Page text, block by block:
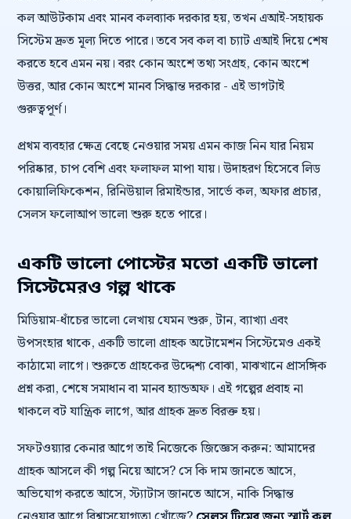
কল আউটকাম এবং মানব কলব্যাক দরকার হয়, তখন এআই-সহায়ক
সিস্টেম দ্রুত মূল্য দিতে পারে। তবে সব কল বা চ্যাট এআই দিয়ে শেষ
করতে হবে এমন নয়। বরং কোন অংশে তথ্য সংগ্রহ, কোন অংশে
উত্তর, আর কোন অংশে মানব সিদ্ধান্ত দরকার - এই ভাগটাই
গুরুত্বপূর্ণ।
প্রথম ব্যবহার ক্ষেত্র বেছে নেওয়ার সময় এমন কাজ নিন যার নিয়ম
পরিষ্কার, চাপ বেশি এবং ফলাফল মাপা যায়। উদাহরণ হিসেবে লিড
কোয়ালিফিকেশন, রিনিউয়াল রিমাইন্ডার, সার্ভে কল, অফার প্রচার,
সেলস ফলোআপ ভালো শুরু হতে পারে।
একটি ভালো পোস্টের মতো একটি ভালো
সিস্টেমেরও গল্প থাকে
মিডিয়াম-ধাঁচের ভালো লেখায় যেমন শুরু, টান, ব্যাখ্যা এবং
উপসংহার থাকে, একটি ভালো গ্রাহক অটোমেশন সিস্টেমেও একই
কাঠামো লাগে। শুরুতে গ্রাহকের উদ্দেশ্য বোঝা, মাঝখানে প্রাসঙ্গিক
প্রশ্ন করা, শেষে সমাধান বা মানব হ্যান্ডঅফ। এই গল্পের প্রবাহ না
থাকলে বট যান্ত্রিক লাগে, আর গ্রাহক দ্রুত বিরক্ত হয়।
সফটওয়্যার কেনার আগে তাই নিজেকে জিজ্ঞেস করুন: আমাদের
গ্রাহক আসলে কী গল্প নিয়ে আসে? সে কি দাম জানতে আসে,
অভিযোগ করতে আসে, স্ট্যাটাস জানতে আসে, নাকি সিদ্ধান্ত